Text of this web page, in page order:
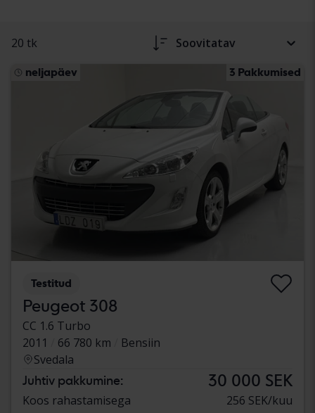
20 tk Soovitatav
neljapäev 3 Pakkumised
Testitud
Peugeot 308
CC 1.6 Turbo
2011
66 780 km
Bensiin
Svedala
Juhtiv pakkumine: 30 000 SEK
Koos rahastamisega 256 SEK/kuu